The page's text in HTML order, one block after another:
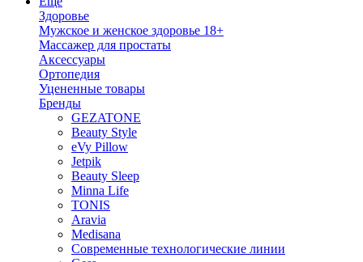
Здоровье
Мужское и женское здоровье 18+
Массажер для простаты
Аксессуары
Ортопедия
Уцененные товары
Бренды
GEZATONE
Beauty Style
eVy Pillow
Jetpik
Beauty Sleep
Minna Life
TONIS
Aravia
Medisana
Современные технологические линии